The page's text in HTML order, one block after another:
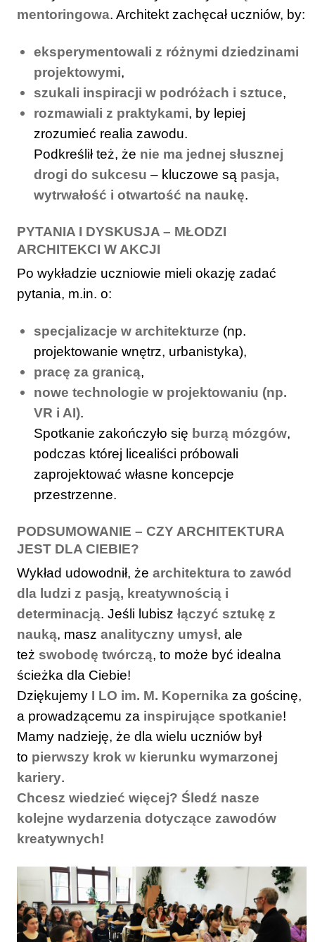
mentoringowa. Architekt zachęcał uczniów, by:
eksperymentowali z różnymi dziedzinami
projektowymi,
szukali inspiracji w podróżach i sztuce,
rozmawiali z praktykami, by lepiej
zrozumieć realia zawodu.
Podkreślił też, że nie ma jednej słusznej
drogi do sukcesu – kluczowe są pasja,
wytrwałość i otwartość na naukę.
PYTANIA I DYSKUSJA – MŁODZI
ARCHITEKCI W AKCJI
Po wykładzie uczniowie mieli okazję zadać
pytania, m.in. o:
specjalizacje w architekturze (np.
projektowanie wnętrz, urbanistyka),
pracę za granicą,
nowe technologie w projektowaniu (np.
VR i AI).
Spotkanie zakończyło się burzą mózgów,
podczas której licealiści próbowali
zaprojektować własne koncepcje
przestrzenne.
PODSUMOWANIE – CZY ARCHITEKTURA
JEST DLA CIEBIE?
Wykład udowodnił, że architektura to zawód
dla ludzi z pasją, kreatywnością i
determinacją. Jeśli lubisz łączyć sztukę z
nauką, masz analityczny umysł, ale
też swobodę twórczą, to może być idealna
ścieżka dla Ciebie!
Dziękujemy I LO im. M. Kopernika za gościnę,
a prowadzącemu za inspirujące spotkanie!
Mamy nadzieję, że dla wielu uczniów był
to pierwszy krok w kierunku wymarzonej
kariery.
Chcesz wiedzieć więcej? Śledź nasze
kolejne wydarzenia dotyczące zawodów
kreatywnych!